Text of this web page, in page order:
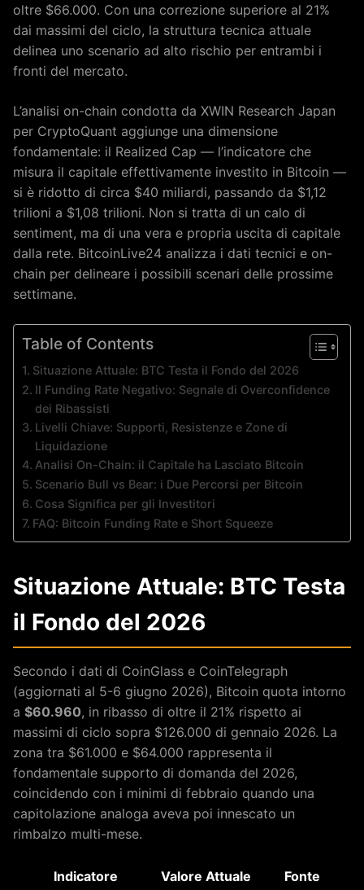
oltre $66.000. Con una correzione superiore al 21%
dai massimi del ciclo, la struttura tecnica attuale
delinea uno scenario ad alto rischio per entrambi i
fronti del mercato.
L’analisi on-chain condotta da XWIN Research Japan
per CryptoQuant aggiunge una dimensione
fondamentale: il Realized Cap — l’indicatore che
misura il capitale effettivamente investito in Bitcoin —
si è ridotto di circa $40 miliardi, passando da $1,12
trilioni a $1,08 trilioni. Non si tratta di un calo di
sentiment, ma di una vera e propria uscita di capitale
dalla rete. BitcoinLive24 analizza i dati tecnici e on-
chain per delineare i possibili scenari delle prossime
settimane.
Table of Contents
Situazione Attuale: BTC Testa il Fondo del 2026
Il Funding Rate Negativo: Segnale di Overconfidence
dei Ribassisti
Livelli Chiave: Supporti, Resistenze e Zone di
Liquidazione
Analisi On-Chain: il Capitale ha Lasciato Bitcoin
Scenario Bull vs Bear: i Due Percorsi per Bitcoin
Cosa Significa per gli Investitori
FAQ: Bitcoin Funding Rate e Short Squeeze
Situazione Attuale: BTC Testa
il Fondo del 2026
Secondo i dati di CoinGlass e CoinTelegraph
(aggiornati al 5-6 giugno 2026), Bitcoin quota intorno
a $60.960, in ribasso di oltre il 21% rispetto ai
massimi di ciclo sopra $126.000 di gennaio 2026. La
zona tra $61.000 e $64.000 rappresenta il
fondamentale supporto di domanda del 2026,
coincidendo con i minimi di febbraio quando una
capitolazione analoga aveva poi innescato un
rimbalzo multi-mese.
Indicatore Valore Attuale
Fonte